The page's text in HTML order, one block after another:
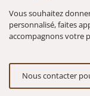
Vous souhaitez
personnalisé, faites
accompagnons votre
Nous contacter